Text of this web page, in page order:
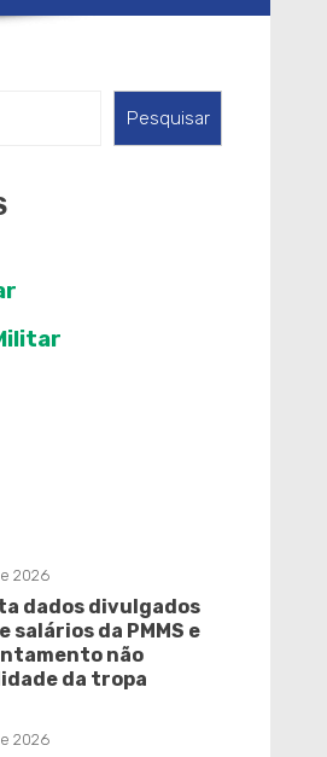
Pesquisar
2026
dados divulgados
salários da PMMS e
não
da tropa
2026